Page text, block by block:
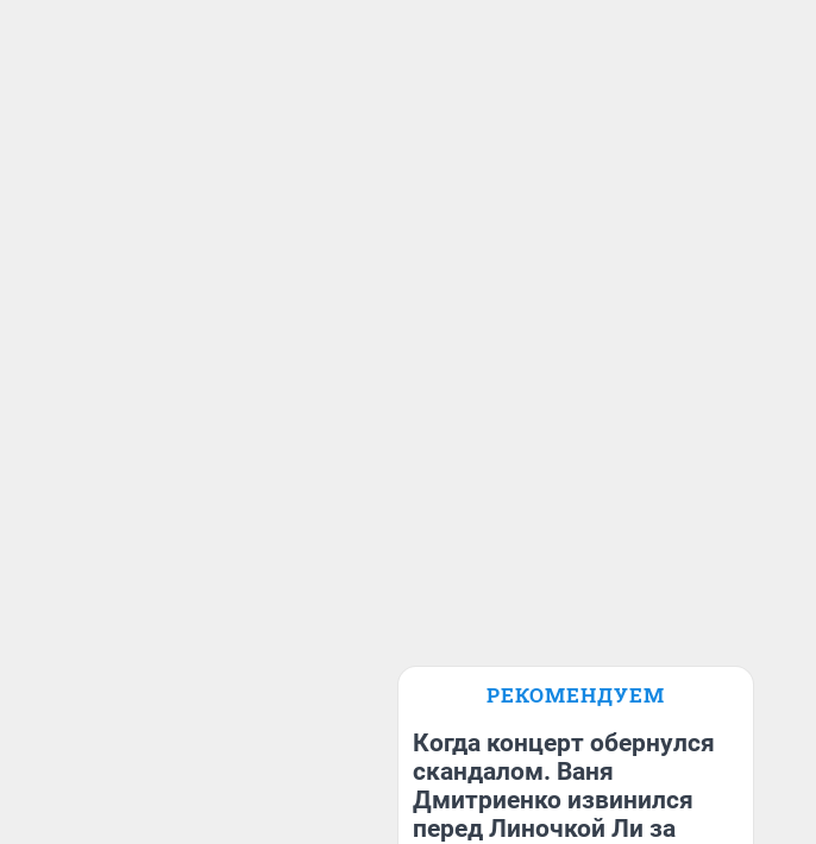
РЕКОМЕНДУЕМ
Когда концерт обернулся
скандалом. Ваня
Дмитриенко извинился
перед Линочкой Ли за